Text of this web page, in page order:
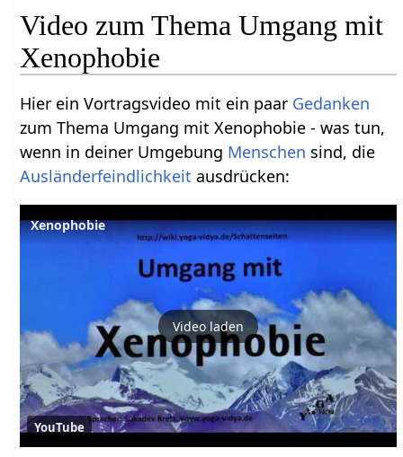
Video zum Thema Umgang mit
Xenophobie
Hier ein Vortragsvideo mit ein paar Gedanken
zum Thema Umgang mit Xenophobie - was tun,
wenn in deiner Umgebung Menschen sind, die
Ausländerfeindlichkeit ausdrücken:
Xenophobie
Video laden
YouTube